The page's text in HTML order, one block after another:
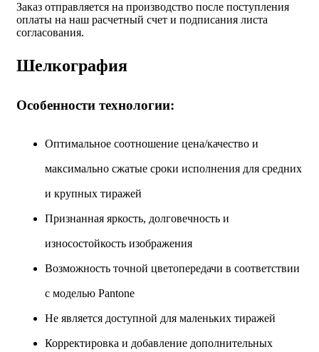
Заказ отправляется на производство после поступления
оплаты на наш расчетный счет и подписания листа
согласования.
Шелкография
Особенности технологии:
Оптимальное соотношение цена/качество и
максимально сжатые сроки исполнения для средних
и крупных тиражей
Признанная яркость, долговечность и
износостойкость изображения
Возможность точной цветопередачи в соответствии
с моделью Pantone
Не является доступной для маленьких тиражей
Корректировка и добавление дополнительных